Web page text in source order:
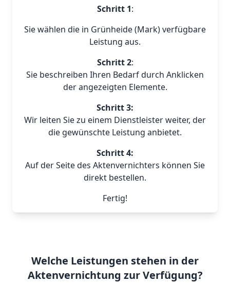
Schritt 1:
Sie wählen die in Grünheide (Mark) verfügbare
Leistung aus.
Schritt 2:
Sie beschreiben Ihren Bedarf durch Anklicken
der angezeigten Elemente.
Schritt 3:
Wir leiten Sie zu einem Dienstleister weiter, der
die gewünschte Leistung anbietet.
Schritt 4:
Auf der Seite des Aktenvernichters können Sie
direkt bestellen.
Fertig!
Welche Leistungen stehen in der
Aktenvernichtung zur Verfügung?